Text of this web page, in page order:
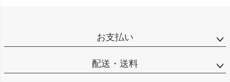
お支払い
配送・送料